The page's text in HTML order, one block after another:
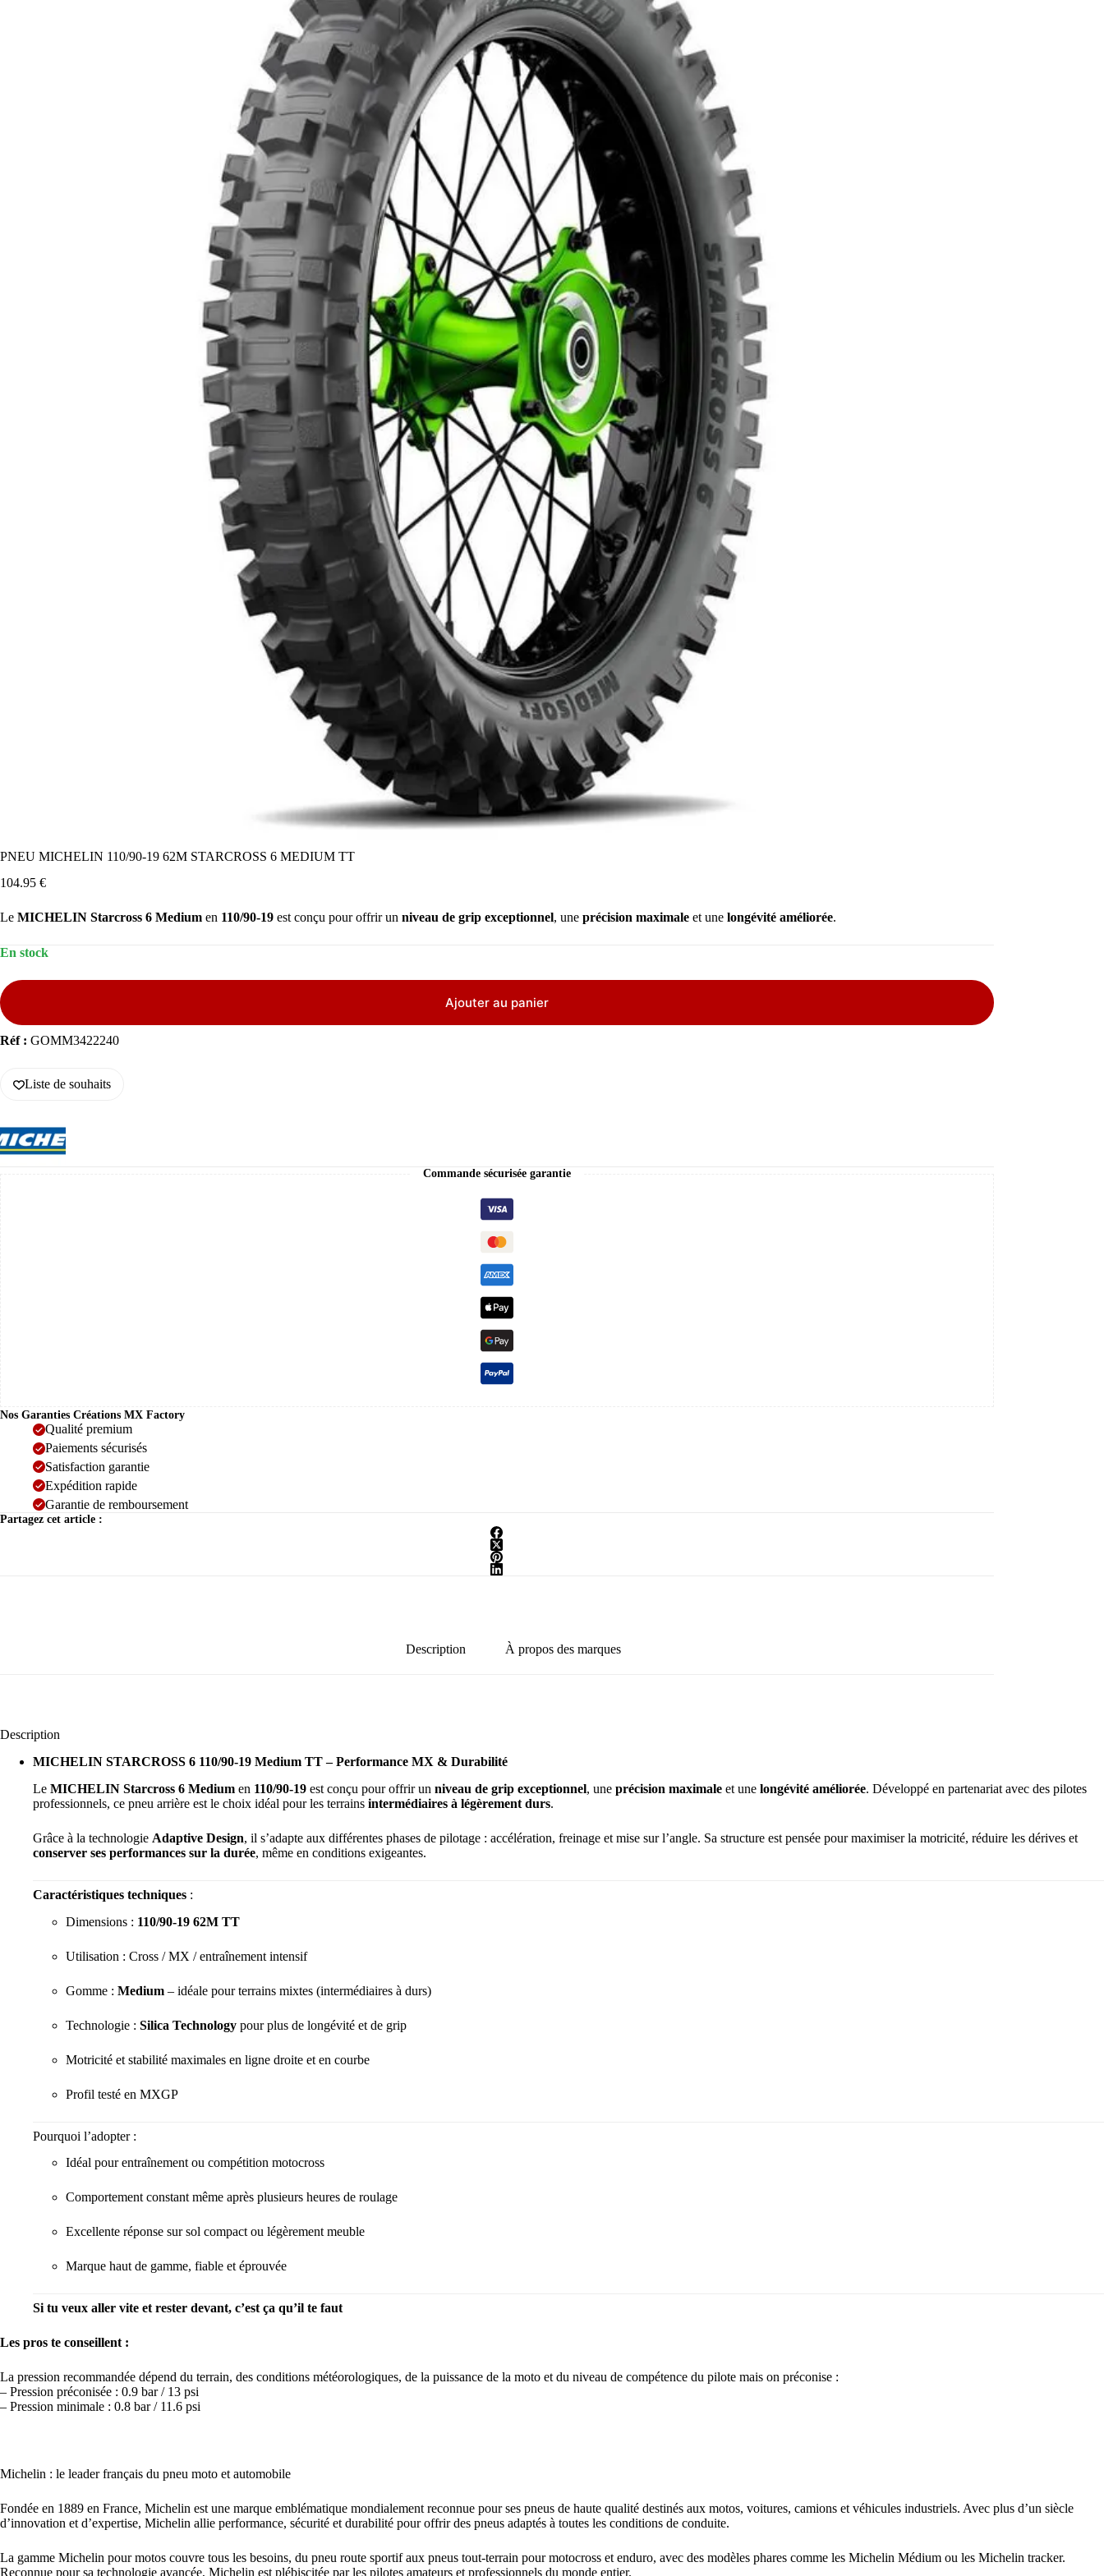
PNEU MICHELIN 110/90-19 62M STARCROSS 6 MEDIUM TT
104.95 €
Le MICHELIN Starcross 6 Medium en 110/90-19 est conçu pour offrir un niveau de grip exceptionnel, une précision maximale et une longévité améliorée.
En stock
Ajouter au panier
Réf : GOMM3422240
Liste de souhaits
Commande sécurisée garantie
Nos Garanties Créations MX Factory
Qualité premium
Paiements sécurisés
Satisfaction garantie
Expédition rapide
Garantie de remboursement
Partagez cet article :
Description À propos des marques
Description
MICHELIN STARCROSS 6 110/90-19 Medium TT – Performance MX & Durabilité
Le MICHELIN Starcross 6 Medium en 110/90-19 est conçu pour offrir un niveau de grip exceptionnel, une précision maximale et une longévité améliorée. Développé en partenariat avec des pilotes
professionnels, ce pneu arrière est le choix idéal pour les terrains intermédiaires à légèrement durs.
Grâce à la technologie Adaptive Design, il s’adapte aux différentes phases de pilotage : accélération, freinage et mise sur l’angle. Sa structure est pensée pour maximiser la motricité, réduire les dérives et
conserver ses performances sur la durée, même en conditions exigeantes.
Caractéristiques techniques :
Dimensions : 110/90-19 62M TT
Utilisation : Cross / MX / entraînement intensif
Gomme : Medium – idéale pour terrains mixtes (intermédiaires à durs)
Technologie : Silica Technology pour plus de longévité et de grip
Motricité et stabilité maximales en ligne droite et en courbe
Profil testé en MXGP
Pourquoi l’adopter :
Idéal pour entraînement ou compétition motocross
Comportement constant même après plusieurs heures de roulage
Excellente réponse sur sol compact ou légèrement meuble
Marque haut de gamme, fiable et éprouvée
Si tu veux aller vite et rester devant, c’est ça qu’il te faut
Les pros te conseillent :
La pression recommandée dépend du terrain, des conditions météorologiques, de la puissance de la moto et du niveau de compétence du pilote mais on préconise :
– Pression préconisée : 0.9 bar / 13 psi
– Pression minimale : 0.8 bar / 11.6 psi
Michelin : le leader français du pneu moto et automobile
Fondée en 1889 en France, Michelin est une marque emblématique mondialement reconnue pour ses pneus de haute qualité destinés aux motos, voitures, camions et véhicules industriels. Avec plus d’un siècle
d’innovation et d’expertise, Michelin allie performance, sécurité et durabilité pour offrir des pneus adaptés à toutes les conditions de conduite.
La gamme Michelin pour motos couvre tous les besoins, du pneu route sportif aux pneus tout-terrain pour motocross et enduro, avec des modèles phares comme les Michelin Médium ou les Michelin tracker.
Reconnue pour sa technologie avancée, Michelin est plébiscitée par les pilotes amateurs et professionnels du monde entier.